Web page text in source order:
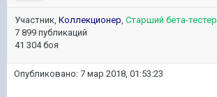
Участник, Коллекционер, Старший бета-тестер
7 899 публикаций
41 304 боя
Опубликовано: 7 мар 2018, 01:53:23